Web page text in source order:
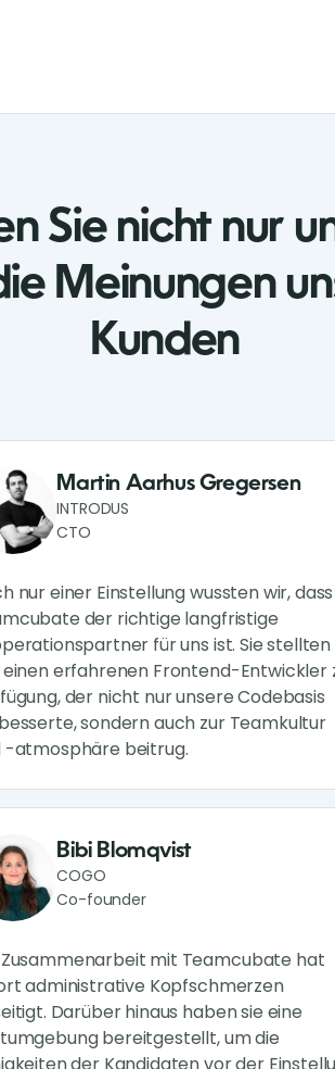
Sie nicht nur
Meinungen
Kunden
Martin Aarhus Gregersen
INTRODUS
CTO
nur einer Einstellung wussten wir, dass
der richtige langfristige
für uns ist. Sie stellten
einen erfahrenen Frontend-Entwickler
der nicht nur unsere Codebasis
sondern auch zur Teamkultur
-atmosphäre beitrug.
Bibi Blomqvist
COGO
Co-founder
Zusammenarbeit mit Teamcubate hat
administrative Kopfschmerzen
Darüber hinaus haben sie eine
bereitgestellt, um die
der Kandidaten vor der